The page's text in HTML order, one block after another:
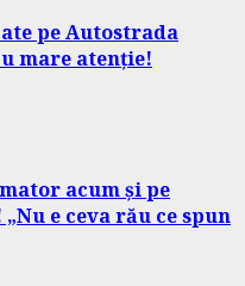
pe Autostrada
mare atenție!
acum și pe
e ceva rău ce spun